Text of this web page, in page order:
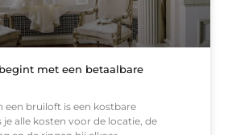
met een betaalbare
een bruiloft is een kostbare
je alle kosten voor de locatie, de